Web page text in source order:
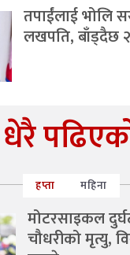
तपाईंलाई भोलि
लखपति, बाँड्दैछ
धेरै
हप्ता महिना
मोटरसाइकल
चौधरीको मृत्यु,